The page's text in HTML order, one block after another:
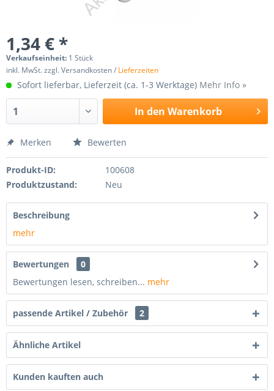
1,34 € *
Verkaufseinheit: 1 Stück
inkl. MwSt. zzgl. Versandkosten / Lieferzeiten
Sofort lieferbar, Lieferzeit (ca. 1-3 Werktage) Mehr Info »
In den Warenkorb
Merken Bewerten
Produkt-ID:
100608
Produktzustand:
Neu
Beschreibung
mehr
Bewertungen
0
Bewertungen lesen, schreiben... mehr
passende Artikel / Zubehör 2
Ähnliche Artikel
Kunden kauften auch